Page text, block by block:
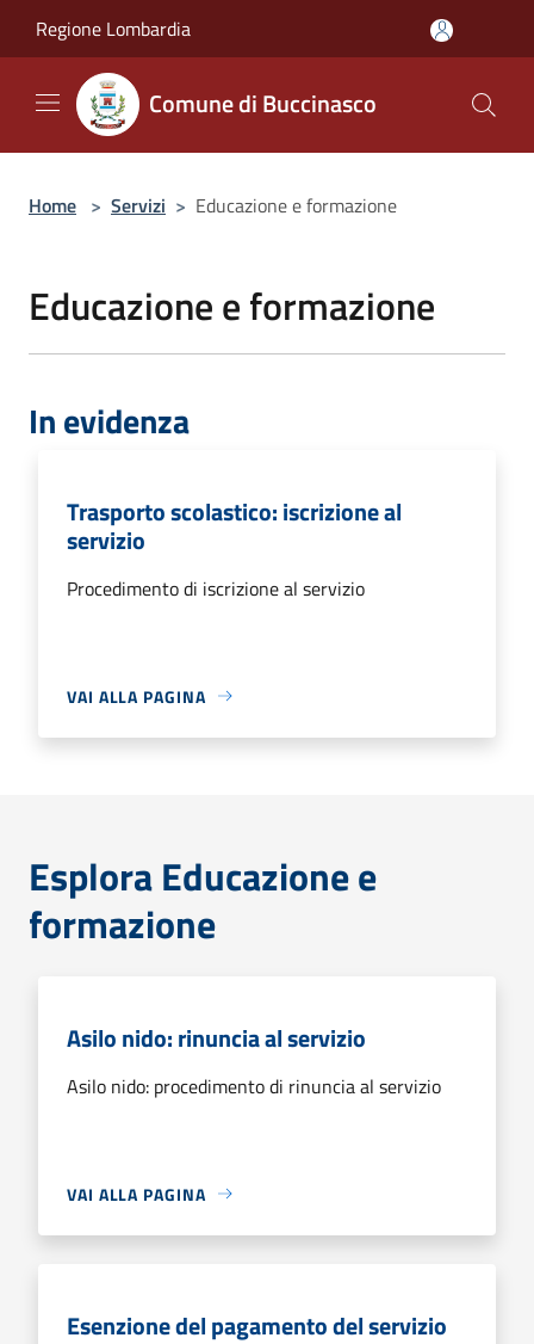
Regione Lombardia
Comune di Buccinasco
Home > Servizi > Educazione e formazione
Educazione e formazione
In evidenza
Trasporto scolastico: iscrizione al
servizio
Procedimento di iscrizione al servizio
VAI ALLA PAGINA
Esplora Educazione e
formazione
Asilo nido: rinuncia al servizio
Asilo nido: procedimento di rinuncia al servizio
VAI ALLA PAGINA
Esenzione del pagamento del servizio